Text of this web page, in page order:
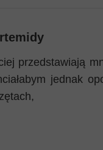
przedstawiają
jednak